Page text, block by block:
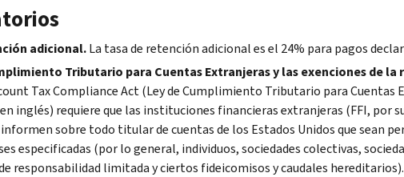
adicional.La tasa de retención adicional es el 24% para pagos
Tributario para Cuentas Extranjeras y las exenciones de
Tax Compliance Act(Ley de Cumplimiento Tributario para Cuentas
inglés) requiere que las instituciones financieras extranjeras (FFI, por
sobre todo titular de cuentas de los Estados Unidos que sean
especificadas (por lo general, individuos, sociedades colectivas,
responsabilidad limitada y ciertos fideicomisos y caudales